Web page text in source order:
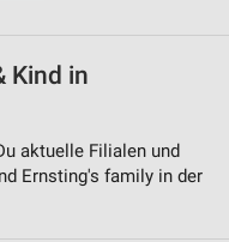
Kind in
aktuelle Filialen und
Ernsting's family in der